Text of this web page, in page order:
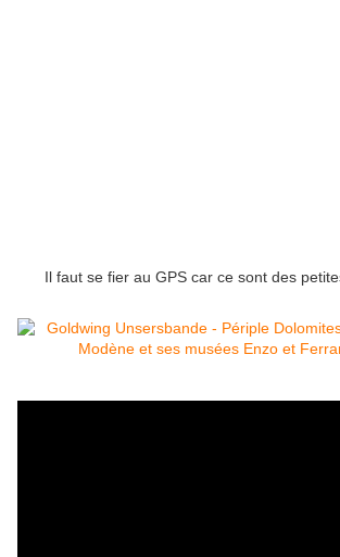
Il faut se fier au GPS car ce sont des